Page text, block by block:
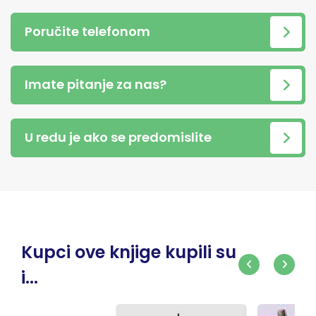
Poručite telefonom
Imate pitanje za nas?
U redu je ako se predomislite
Kupci ove knjige kupili su
i...